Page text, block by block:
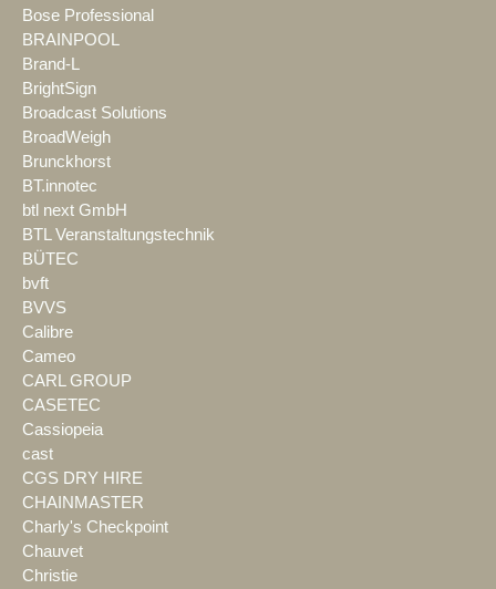
Bose Professional
BRAINPOOL
Brand-L
BrightSign
Broadcast Solutions
BroadWeigh
Brunckhorst
BT.innotec
btl next GmbH
BTL Veranstaltungstechnik
BÜTEC
bvft
BVVS
Calibre
Cameo
CARL GROUP
CASETEC
Cassiopeia
cast
CGS DRY HIRE
CHAINMASTER
Charly's Checkpoint
Chauvet
Christie